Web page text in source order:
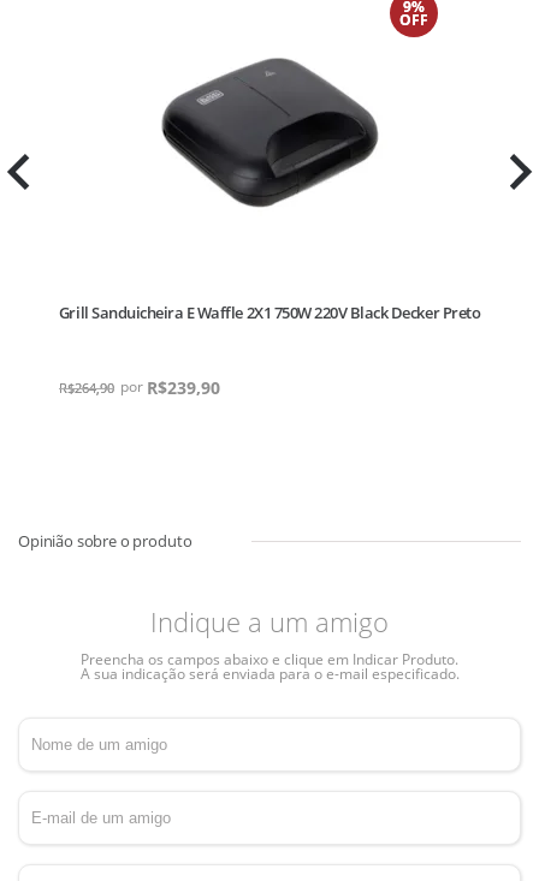
9%
OFF
Grill Sanduicheira E Waffle 2X1 750W 220V Black Decker Preto
R$264,90 R$239,90
Indique a um amigo
Preencha os campos abaixo e clique em Indicar Produto.
A sua indicação será enviada para o e-mail especificado.